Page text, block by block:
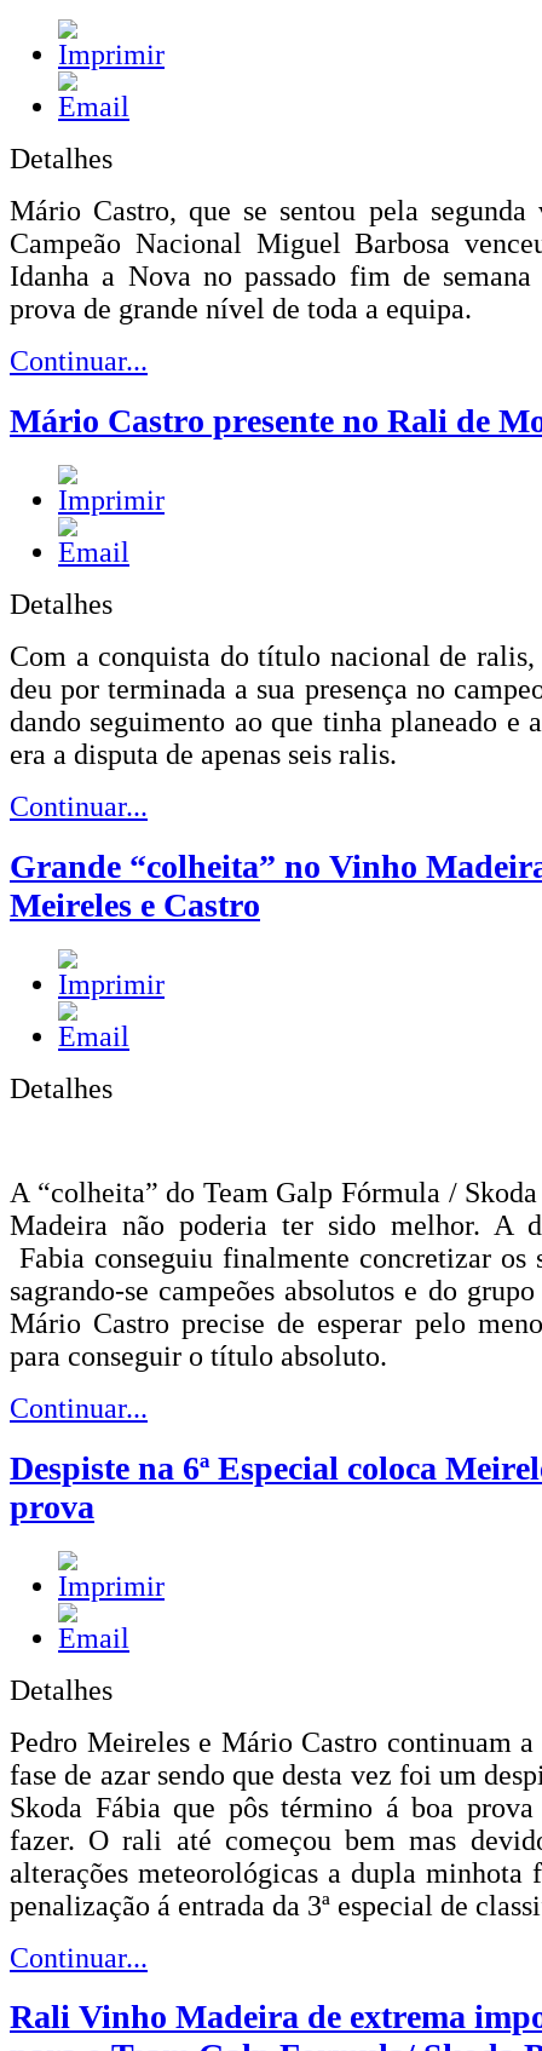
Detalhes
Mário Castro, que se sentou pela
Campeão Nacional Miguel Barbosa
Idanha a Nova no passado fim de
prova de grande nível de toda a equipa.
Continuar...
Mário Castro presente no Rali de
Detalhes
Com a conquista do título nacional de ralis,
deu por terminada a sua presença no
dando seguimento ao que tinha planeado e
era a disputa de apenas seis ralis.
Continuar...
Grande “colheita” no Vinho
Meireles e Castro
Detalhes
A “colheita” do Team Galp Fórmula /
Madeira não poderia ter sido melhor. A
Fabia conseguiu finalmente concretizar os
sagrando-se campeões absolutos e do
Mário Castro precise de esperar pelo
para conseguir o título absoluto.
Continuar...
Despiste na 6ª Especial coloca
prova
Detalhes
Pedro Meireles e Mário Castro continuam a
fase de azar sendo que desta vez foi um
Skoda Fábia que pôs término á boa prova
fazer. O rali até começou bem mas
alterações meteorológicas a dupla minhota
penalização á entrada da 3ª especial de
Continuar...
Rali Vinho Madeira de extrema